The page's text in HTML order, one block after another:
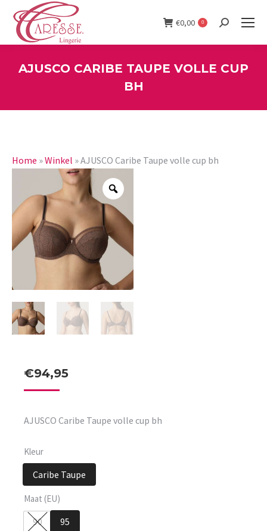
€0,00 0 Search:
AJUSCO CARIBE TAUPE VOLLE CUP
BH
Home »Winkel »AJUSCO Caribe Taupe volle cup bh
€94,95
AJUSCO Caribe Taupe volle cup bh
Kleur
Caribe Taupe
Maat (EU)
90 95